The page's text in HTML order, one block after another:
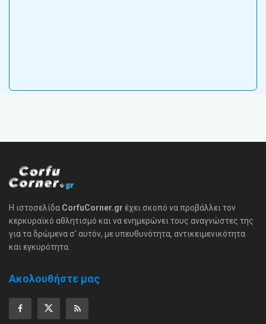
Η ιστοσελίδα CorfuCorner.gr έχει σκοπό να προβάλλει τον
κερκυραϊκό αθλητισμό και να ενημερώνει τους αναγνώστες της
για τα δρώμενα σ' αυτόν, με υπευθυνότητα, αντικειμενικότητα
και εγκυρότητα.
Ακολουθήστε μας